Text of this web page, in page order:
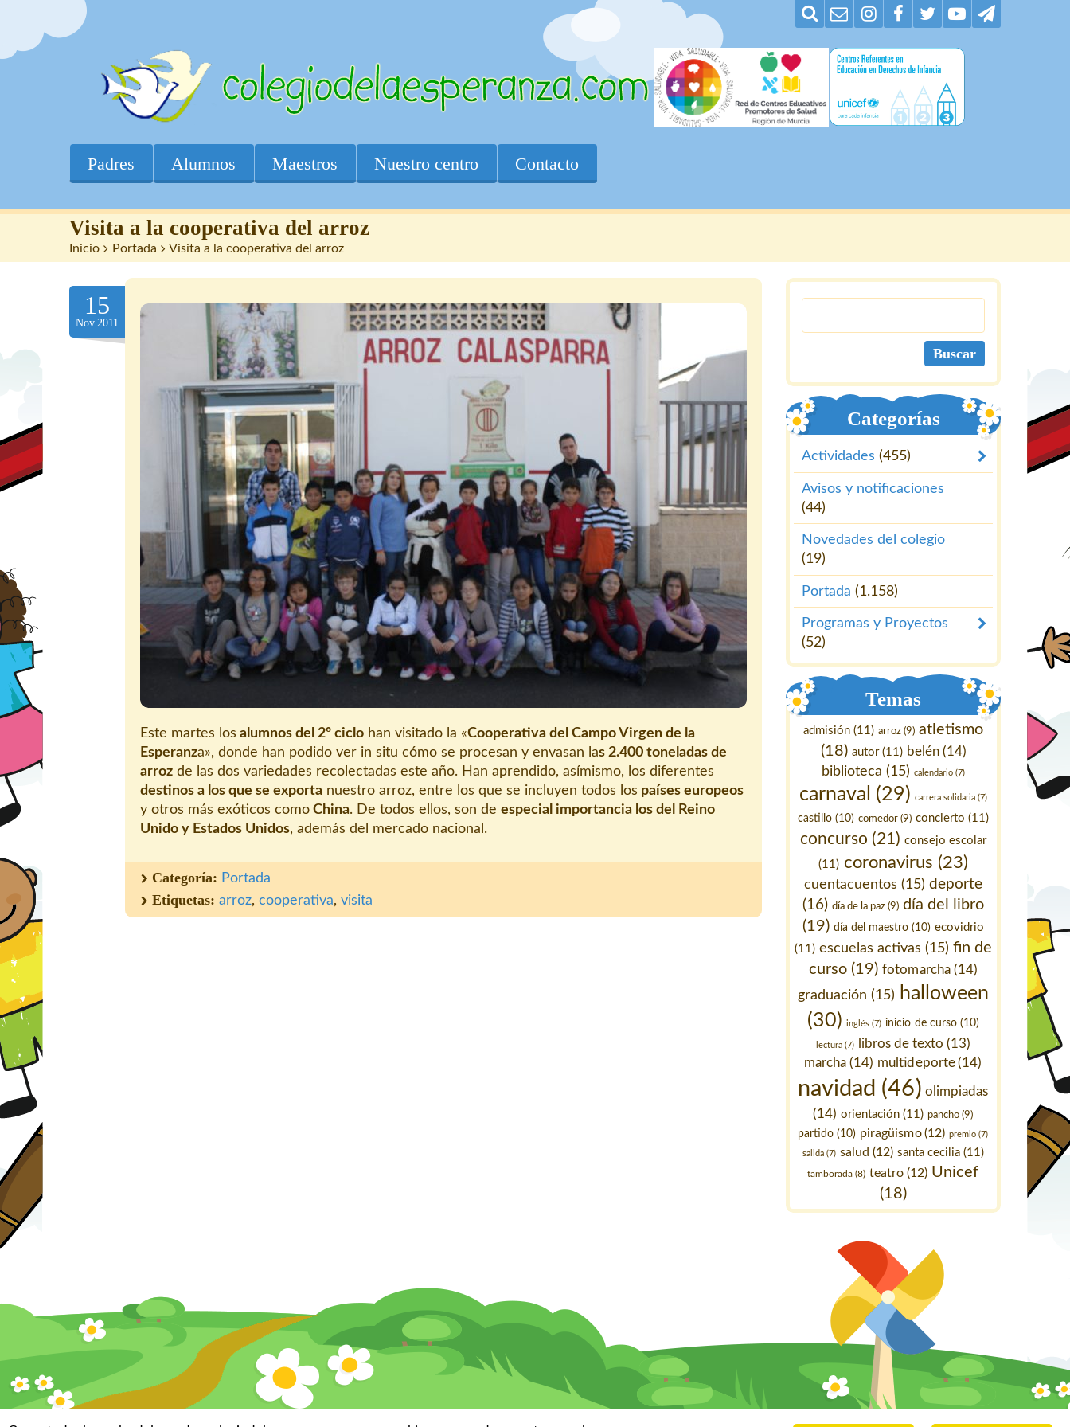
Padres Alumnos Maestros Nuestro centro Contacto
Visita a la cooperativa del arroz
Inicio > Portada > Visita a la cooperativa del arroz
15
Nov.2011
Este martes los alumnos del 2º ciclo han visitado la «Cooperativa del Campo Virgen de la
Esperanza», donde han podido ver in situ cómo se procesan y envasan las 2.400 toneladas de
arroz de las dos variedades recolectadas este año. Han aprendido, asímismo, los diferentes
destinos a los que se exporta nuestro arroz, entre los que se incluyen todos los países europeos
y otros más exóticos como China. De todos ellos, son de especial importancia los del Reino
Unido y Estados Unidos, además del mercado nacional.
Categoría: Portada
Etiquetas: arroz, cooperativa, visita
Categorías
Actividades (455)
Avisos y notificaciones
(44)
Novedades del colegio
(19)
Portada (1.158)
Programas y Proyectos
(52)
Temas
admisión (11) arroz (9) atletismo
(18) autor(11) belén(14)
biblioteca (15) calendario (7)
carnaval (29) carrera solidaria (7)
castillo (10) comedor (9) concierto (11)
concurso (21) consejo escolar
(11) coronavirus (23)
cuentacuentos (15) deporte
(16) día de la paz (9) día del libro
(19) día del maestro (10) ecovidrio
(11) escuelas activas (15) fin de
curso (19) fotomarcha(14)
graduación (15)
halloween
(30) inglés (7) inicio de curso(10)
lectura (7) libros de texto (13)
marcha (14) multideporte(14)
navidad (46) olimpiadas
(14) orientación (11) pancho (9)
partido (10) piragüismo(12) premio (7)
salida (7) salud (12) santa cecilia (11)
tamborada (8) teatro (12) Unicef
(18)